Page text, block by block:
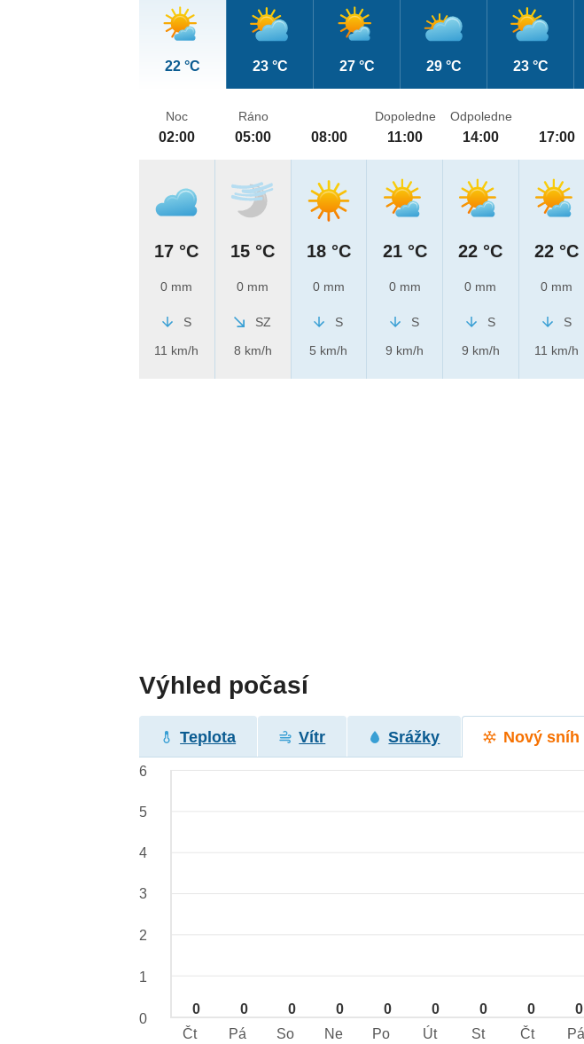
22 °C 23 °C 27 °C 29 °C 23 °C
Noc
02:00
17 °C
0 mm
S
11 km/h
Ráno
05:00
15 °C
0 mm
SZ
8 km/h
08:00
18 °C
0 mm
S
5 km/h
Dopoledne
11:00
21 °C
0 mm
S
9 km/h
Odpoledne
14:00
22 °C
0 mm
S
9 km/h
17:00
22 °C
0 mm
S
11 km/h
Výhled počasí
Teplota Vítr Srážky Nový sníh
0 0 0 0 0 0 0 0 0
6
5
4
3
2
1
0
Čt
Pá So Ne Po Út St Čt Pá